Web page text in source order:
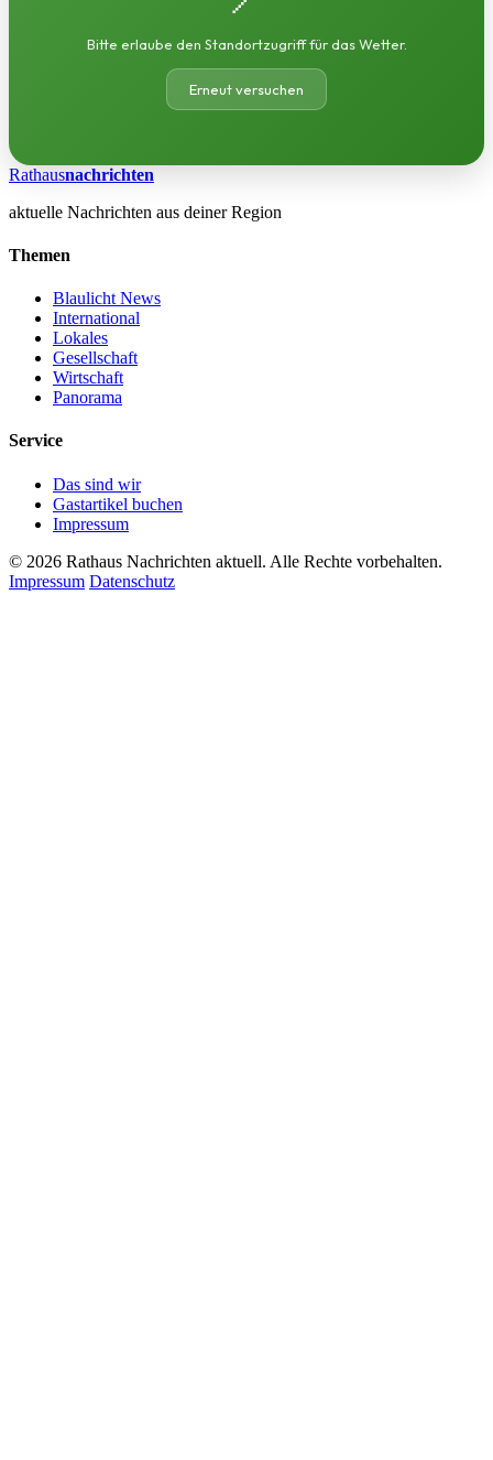
Bitte erlaube den Standortzugriff für das Wetter.
Erneut versuchen
Rathausnachrichten
aktuelle Nachrichten aus deiner Region
Themen
Blaulicht News
International
Lokales
Gesellschaft
Wirtschaft
Panorama
Service
Das sind wir
Gastartikel buchen
Impressum
© 2026 Rathaus Nachrichten aktuell. Alle Rechte vorbehalten.
Impressum Datenschutz